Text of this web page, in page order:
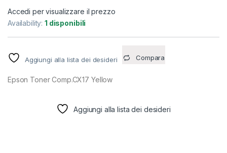
Accedi per visualizzare il prezzo
Availability:1 disponibili
Aggiungi alla lista dei desideri Compara
Epson Toner Comp.CX17 Yellow
Aggiungi alla lista dei desideri